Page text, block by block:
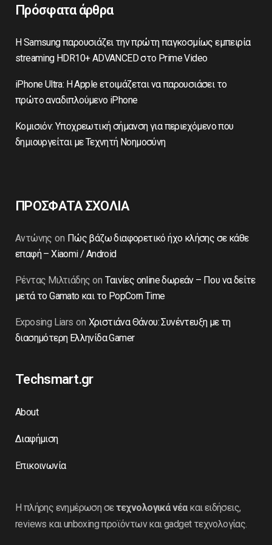
Πρόσφατα άρθρα
Η Samsung παρουσιάζει την πρώτη παγκοσμίως εμπειρία
streaming HDR10+ ADVANCED στο Prime Video
iPhone Ultra: Η Apple ετοιμάζεται να παρουσιάσει το
πρώτο αναδιπλούμενο iPhone
Κομισιόν: Υποχρεωτική σήμανση για περιεχόμενο που
δημιουργείται με Τεχνητή Νοημοσύνη
ΠΡΟΣΦΑΤΑ ΣΧΟΛΙΑ
Αντώνης on Πώς βάζω διαφορετικό ήχο κλήσης σε κάθε
επαφή – Xiaomi / Android
Ρέντας Μιλτιάδης onΤαινίες online δωρεάν – Που να δείτε
μετά το Gamato και το PopCorn Time
Exposing Liars on Χριστιάνα Θάνου: Συνέντευξη με τη
διασημότερη Ελληνίδα Gamer
Techsmart.gr
About
Διαφήμιση
Επικοινωνία
Η πλήρης ενημέρωση σετεχνολογικά νέακαι ειδήσεις,
reviews και unboxing προϊόντων και gadget τεχνολογίας.